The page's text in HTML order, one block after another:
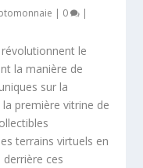
| 0 |
le
la manière de
sur la
la première vitrine de
terrains virtuels en
ces